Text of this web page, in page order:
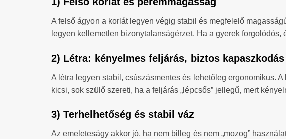
A felső ágyon a korlát legyen végig stabil és megfelelő
legyen kellemetlen bizonytalanságérzet. Ha a gyerek forgolódós,
2) Létra: kényelmes feljárás, biztos kapaszkodás
A létra legyen stabil, csúszásmentes és lehetőleg ergonomikus.
kicsi, sok szülő szereti, ha a feljárás „lépcsős” jellegű, mert
3) Terhelhetőség és stabil váz
Az emeleteságy akkor jó, ha nem billeg és nem „mozog”